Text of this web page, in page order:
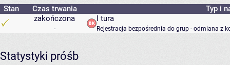
Stan
Czas trwania
Typ i
zakończona
-
I tura
Rejestracja bezpośrednia do grup - odmiana z
Statystyki próśb